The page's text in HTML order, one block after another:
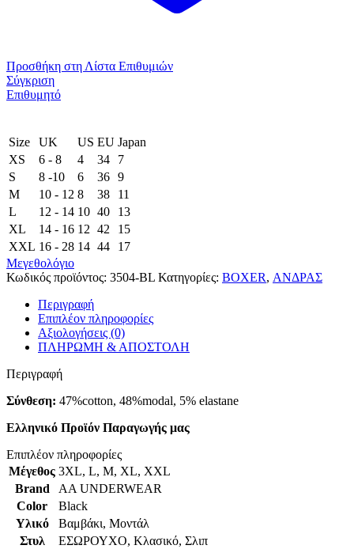
Προσθήκη στη Λίστα Επιθυμιών
Σύγκριση
Επιθυμητό
Size UK US EU Japan
XS
6 - 8 4 34
7
S
8 -10 6 36 9
M
10 - 12 8 38
11
L
12 - 14 10 40
13
XL
14 - 16 12 42
15
XXL 16 - 28 14 44
17
Μεγεθολόγιο
Κωδικός προϊόντος: 3504-BL Κατηγορίες: BOXER, ΑΝΔΡΑΣ
Περιγραφή
Επιπλέον πληροφορίες
Αξιολογήσεις (0)
ΠΛΗΡΩΜΗ & ΑΠΟΣΤΟΛΗ
Περιγραφή
Σύνθεση: 47%cotton, 48%modal, 5% elastane
Ελληνικό Προϊόν Παραγωγής μας
Επιπλέον πληροφορίες
Μέγεθος 3XL, L, M, XL, XXL
Brand
AA UNDERWEAR
Color
Black
Υλικό
Βαμβάκι, Μοντάλ
Στυλ
ΕΣΩΡΟΥΧΟ, Κλασικό, Σλιπ